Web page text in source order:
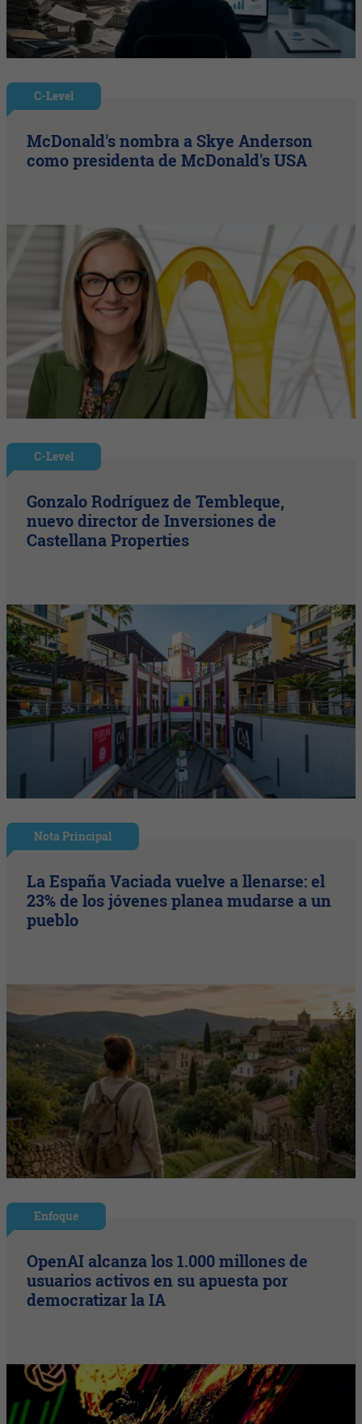
C-Level
McDonald's nombra a Skye Anderson
como presidenta de McDonald's USA
C-Level
Gonzalo Rodríguez de Tembleque,
nuevo director de Inversiones de
Castellana Properties
Nota Principal
La España Vaciada vuelve a llenarse: el
23% de los jóvenes planea mudarse a un
pueblo
Enfoque
OpenAI alcanza los 1.000 millones de
usuarios activos en su apuesta por
democratizar la IA